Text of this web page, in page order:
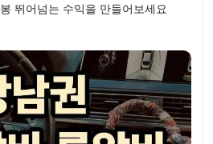
뛰어넘는 수익을 만들어보세요